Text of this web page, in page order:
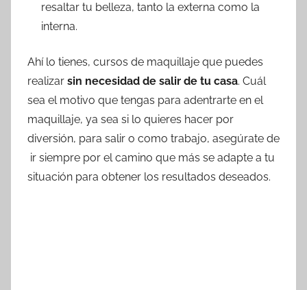
resaltar tu belleza, tanto la externa como la
interna.
Ahí lo tienes, cursos de maquillaje que puedes
realizar sin necesidad de salir de tu casa. Cuál
sea el motivo que tengas para adentrarte en el
maquillaje, ya sea si lo quieres hacer por
diversión, para salir o como trabajo, asegúrate de
ir siempre por el camino que más se adapte a tu
situación para obtener los resultados deseados.